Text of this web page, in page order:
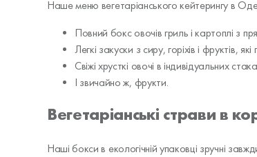
Наше меню вегетаріанського кейтерингу в
Повний бокс овочів гриль і картоплі з
Легкі закуски з сиру, горіхів і фруктів,
Свіжі хрусткі овочі в індивідуальних
І звичайно ж, фрукти.
Вегетаріанські страви в
Наші бокси в екологічній упаковці зручні